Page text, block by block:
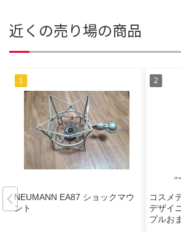
近くの売り場の商品
NEUMANN EA87 ショックマウ
ント
コスメ
デザイ
プルお